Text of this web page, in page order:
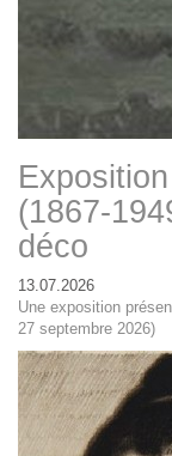
(1867-
déco
13.07.2026
Une exposition
27 septembre 2026)